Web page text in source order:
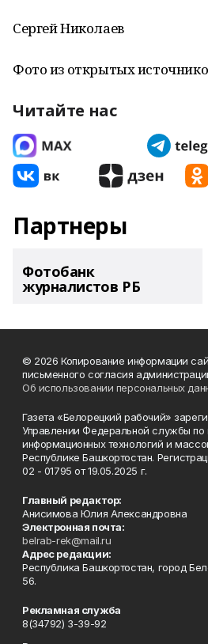
Сергей Николаев
Фото из открытых
Читайте нас
Партнеры
Фотобанк
журналистов РБ
© 2026 Копирование информации
письменного согласия
Об использовании персональных
Газета «Белорецкий рабочий»
Управлении Федеральной службы по
информационных технологий и
Республике Башкортостан.
02 - 01795 от 19.05.2025 г.
Главный редактор:
Анисимова Юлия Александровна
Электронная почта:
belrab-rek@mail.ru
Адрес редакции:
Республика Башкортостан, город
56.
Рекламная служба
8(34792) 3-39-92